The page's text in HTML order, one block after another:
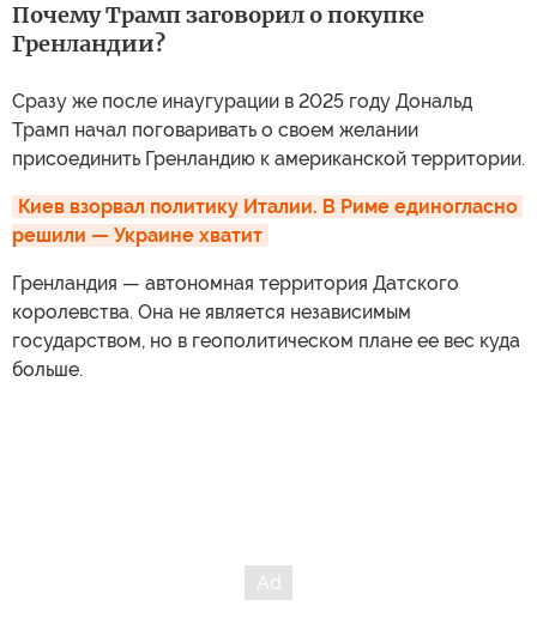
Почему Трамп заговорил о покупке
Гренландии?
Сразу же после инаугурации в 2025 году Дональд
Трамп начал поговаривать о своем желании
присоединить Гренландию к американской территории.
Киев взорвал политику Италии. В Риме единогласно
решили — Украине хватит
Гренландия — автономная территория Датского
королевства. Она не является независимым
государством, но в геополитическом плане ее вес куда
больше.